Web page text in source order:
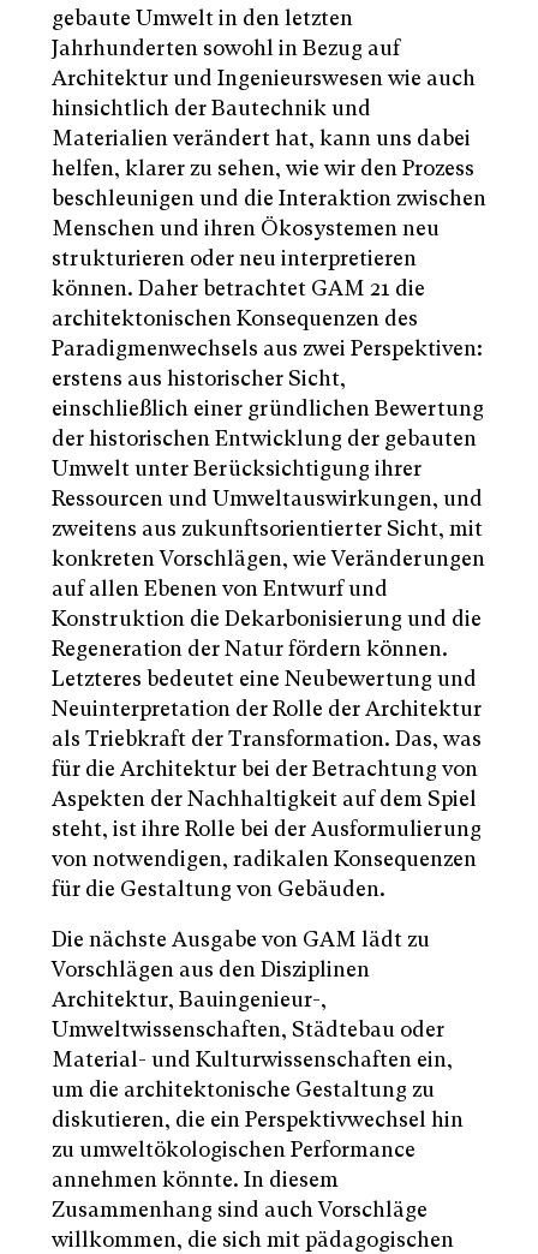
gebaute Umwelt in den letzten
Jahrhunderten sowohl in Bezug auf
Architektur und Ingenieurswesen wie auch
hinsichtlich der Bautechnik und
Materialien verändert hat, kann uns dabei
helfen, klarer zu sehen, wie wir den Prozess
beschleunigen und die Interaktion zwischen
Menschen und ihren Ökosystemen neu
strukturieren oder neu interpretieren
können. Daher betrachtet GAM 21 die
architektonischen Konsequenzen des
Paradigmenwechsels aus zwei Perspektiven:
erstens aus historischer Sicht,
einschließlich einer gründlichen Bewertung
der historischen Entwicklung der gebauten
Umwelt unter Berücksichtigung ihrer
Ressourcen und Umweltauswirkungen, und
zweitens aus zukunftsorientierter Sicht, mit
konkreten Vorschlägen, wie Veränderungen
auf allen Ebenen von Entwurf und
Konstruktion die Dekarbonisierung und die
Regeneration der Natur fördern können.
Letzteres bedeutet eine Neubewertung und
Neuinterpretation der Rolle der Architektur
als Triebkraft der Transformation. Das, was
für die Architektur bei der Betrachtung von
Aspekten der Nachhaltigkeit auf dem Spiel
steht, ist ihre Rolle bei der Ausformulierung
von notwendigen, radikalen Konsequenzen
für die Gestaltung von Gebäuden.
Die nächste Ausgabe von GAM lädt zu
Vorschlägen aus den Disziplinen
Architektur, Bauingenieur-,
Umweltwissenschaften, Städtebau oder
Material- und Kulturwissenschaften ein,
um die architektonische Gestaltung zu
diskutieren, die ein Perspektivwechsel hin
zu umweltökologischen Performance
annehmen könnte. In diesem
Zusammenhang sind auch Vorschläge
willkommen, die sich mit pädagogischen